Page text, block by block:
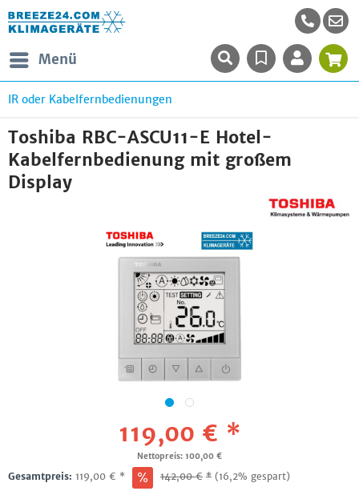
Menü
IR oder Kabelfernbedienungen
Toshiba RBC-ASCU11-E Hotel-
Kabelfernbedienung mit großem
Display
119,00 € *
Nettopreis: 100,00 €
Gesamtpreis: 119,00 € * 142,00€ * (16,2% gespart)